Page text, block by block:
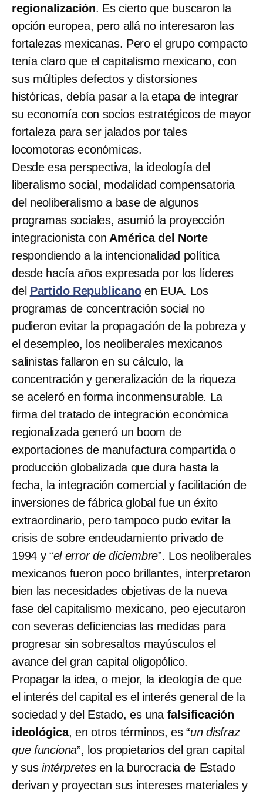
regionalización. Es cierto que buscaron la
opción europea, pero allá no interesaron las
fortalezas mexicanas. Pero el grupo compacto
tenía claro que el capitalismo mexicano, con
sus múltiples defectos y distorsiones
históricas, debía pasar a la etapa de integrar
su economía con socios estratégicos de mayor
fortaleza para ser jalados por tales
locomotoras económicas.
Desde esa perspectiva, la ideología del
liberalismo social, modalidad compensatoria
del neoliberalismo a base de algunos
programas sociales, asumió la proyección
integracionista con América del Norte
respondiendo a la intencionalidad política
desde hacía años expresada por los líderes
del Partido Republicanoen EUA. Los
programas de concentración social no
pudieron evitar la propagación de la pobreza y
el desempleo, los neoliberales mexicanos
salinistas fallaron en su cálculo, la
concentración y generalización de la riqueza
se aceleró en forma inconmensurable. La
firma del tratado de integración económica
regionalizada generó un boom de
exportaciones de manufactura compartida o
producción globalizada que dura hasta la
fecha, la integración comercial y facilitación de
inversiones de fábrica global fue un éxito
extraordinario, pero tampoco pudo evitar la
crisis de sobre endeudamiento privado de
1994 y “el error de diciembre”. Los neoliberales
mexicanos fueron poco brillantes, interpretaron
bien las necesidades objetivas de la nueva
fase del capitalismo mexicano, peo ejecutaron
con severas deficiencias las medidas para
progresar sin sobresaltos mayúsculos el
avance del gran capital oligopólico.
Propagar la idea, o mejor, la ideología de que
el interés del capital es el interés general de la
sociedad y del Estado, es una falsificación
ideológica, en otros términos, es “un disfraz
que funciona”, los propietarios del gran capital
y sus intérpretesen la burocracia de Estado
derivan y proyectan sus intereses materiales y